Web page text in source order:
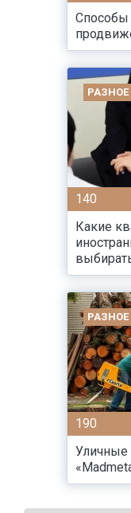
Способы
РАЗНОЕ
140
Какие
РАЗНОЕ
190
Уличные